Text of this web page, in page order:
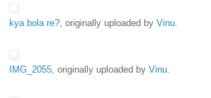
kya bola re?, originally uploaded by Vinu.
IMG_2055, originally uploaded by Vinu.